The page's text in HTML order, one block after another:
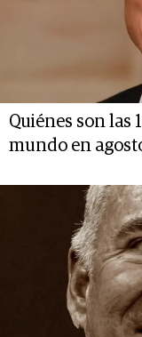
Quiénes son las
mundo en